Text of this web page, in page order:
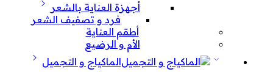
أجهزة العناية بالشعر
فرد و تصفيف الشعر
أطقم العناية
الأم و الرضيع
الماكياج و التجميل